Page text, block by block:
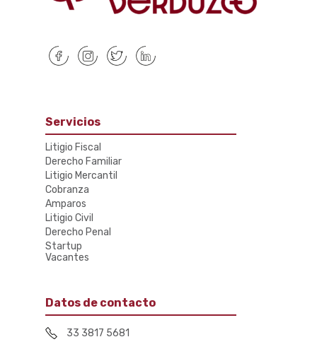
Servicios
Litigio Fiscal
Derecho Familiar
Litigio Mercantil
Cobranza
Amparos
Litigio Civil
Derecho Penal
Startup
Vacantes
Datos de contacto
33 3817 5681